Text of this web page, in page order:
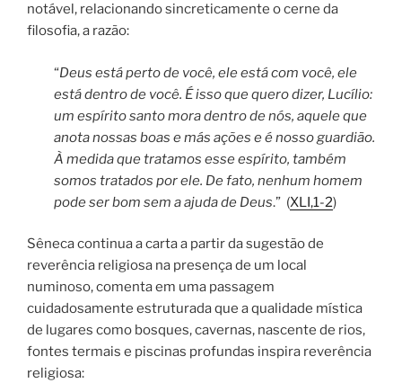
notável, relacionando sincreticamente o cerne da
filosofia, a razão:
“Deus está perto de você, ele está com você, ele
está dentro de você. É isso que quero dizer, Lucílio:
um espírito santo mora dentro de nós, aquele que
anota nossas boas e más ações e é nosso guardião.
À medida que tratamos esse espírito, também
somos tratados por ele. De fato, nenhum homem
pode ser bom sem a ajuda de Deus.” (XLI,1-2)
Sêneca continua a carta a partir da sugestão de
reverência religiosa na presença de um local
numinoso, comenta em uma passagem
cuidadosamente estruturada que a qualidade mística
de lugares como bosques, cavernas, nascente de rios,
fontes termais e piscinas profundas inspira reverência
religiosa: